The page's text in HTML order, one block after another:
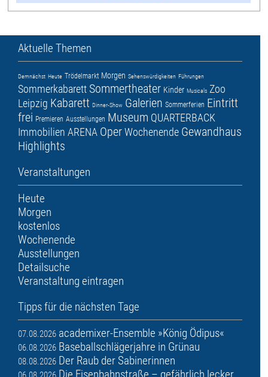
Aktuelle Themen
Demnächst Heute Trödelmarkt Morgen Sehenswürdigkeiten Führungen
Sommerkabarett Sommertheater Kinder Musicals Zoo
Leipzig Kabarett Dinner-Show Galerien Sommerferien Eintritt
frei Premieren Ausstellungen Museum QUARTERBACK
Immobilien ARENA OperWochenende Gewandhaus
Highlights
Veranstaltungen
Heute
Morgen
kostenlos
Wochenende
Ausstellungen
Detailsuche
Veranstaltung eintragen
Tipps für die nächsten Tage
07.08.2026 academixer-Ensemble »König Ödipus«
06.08.2026 Baseballschlägerjahre in Grünau
08.08.2026 Der Raub der Sabinerinnen